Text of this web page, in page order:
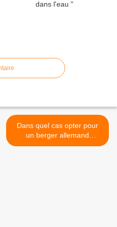
Dans quel cas opter pour
un berger allemand
malinois? >